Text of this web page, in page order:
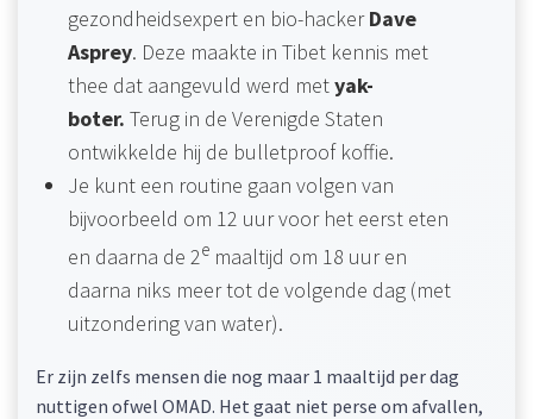
gezondheidsexpert en bio-hackerDave
Asprey. Deze maakte in Tibet kennis met
thee dat aangevuld werd metyak-
boter. Terug in de Verenigde Staten
ontwikkelde hij de bulletproof koffie.
Je kunt een routine gaan volgen van
bijvoorbeeld om 12 uur voor het eerst eten
en daarna de 2e maaltijd om 18 uur en
daarna niks meer tot de volgende dag (met
uitzondering van water).
Er zijn zelfs mensen die nog maar 1 maaltijd per dag
nuttigen ofwel OMAD. Het gaat niet perse om afvallen,